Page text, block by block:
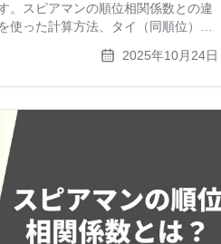
。スピアマンの順位相関係数との違
使った計算方法、タイ（同順位）の
てわかりやすく説明。順位データの
2025年10月24日